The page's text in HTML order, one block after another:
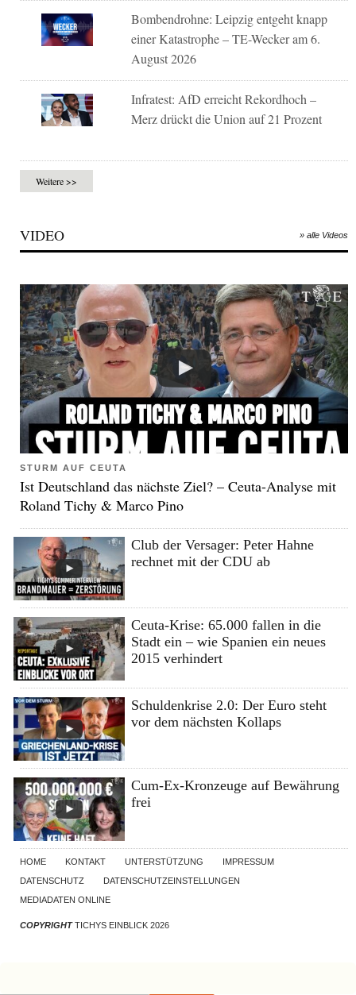
Bombendrohne: Leipzig entgeht knapp
einer Katastrophe – TE-Wecker am 6.
August 2026
Infratest: AfD erreicht Rekordhoch –
Merz drückt die Union auf 21 Prozent
Weitere >>
VIDEO » alle Videos
STURM AUF CEUTA
Ist Deutschland das nächste Ziel? – Ceuta-Analyse mit
Roland Tichy & Marco Pino
Club der Versager: Peter Hahne
rechnet mit der CDU ab
Ceuta-Krise: 65.000 fallen in die
Stadt ein – wie Spanien ein neues
2015 verhindert
Schuldenkrise 2.0: Der Euro steht
vor dem nächsten Kollaps
Cum-Ex-Kronzeuge auf Bewährung
frei
HOME KONTAKT UNTERSTÜTZUNG
IMPRESSUM
DATENSCHUTZ
DATENSCHUTZEINSTELLUNGEN
MEDIADATEN ONLINE
COPYRIGHTTICHYS EINBLICK 2026